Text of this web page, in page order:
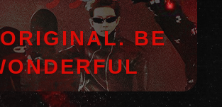
BE